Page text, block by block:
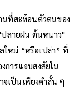
านที่สะท้อนตัวตนของ
ปลายฝน ต้นหนาว"
ใหม่ “หรือเปล่า” ที่
การแอบสงสัยใน
เป็นเพียงคำสั้น ๆ